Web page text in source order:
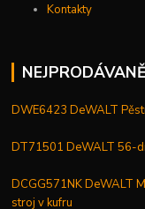
Kontakty
DWE6423 DeWALT
DT71501 DeWALT 56-
DCGG571NK DeWALT
stroj v kufru